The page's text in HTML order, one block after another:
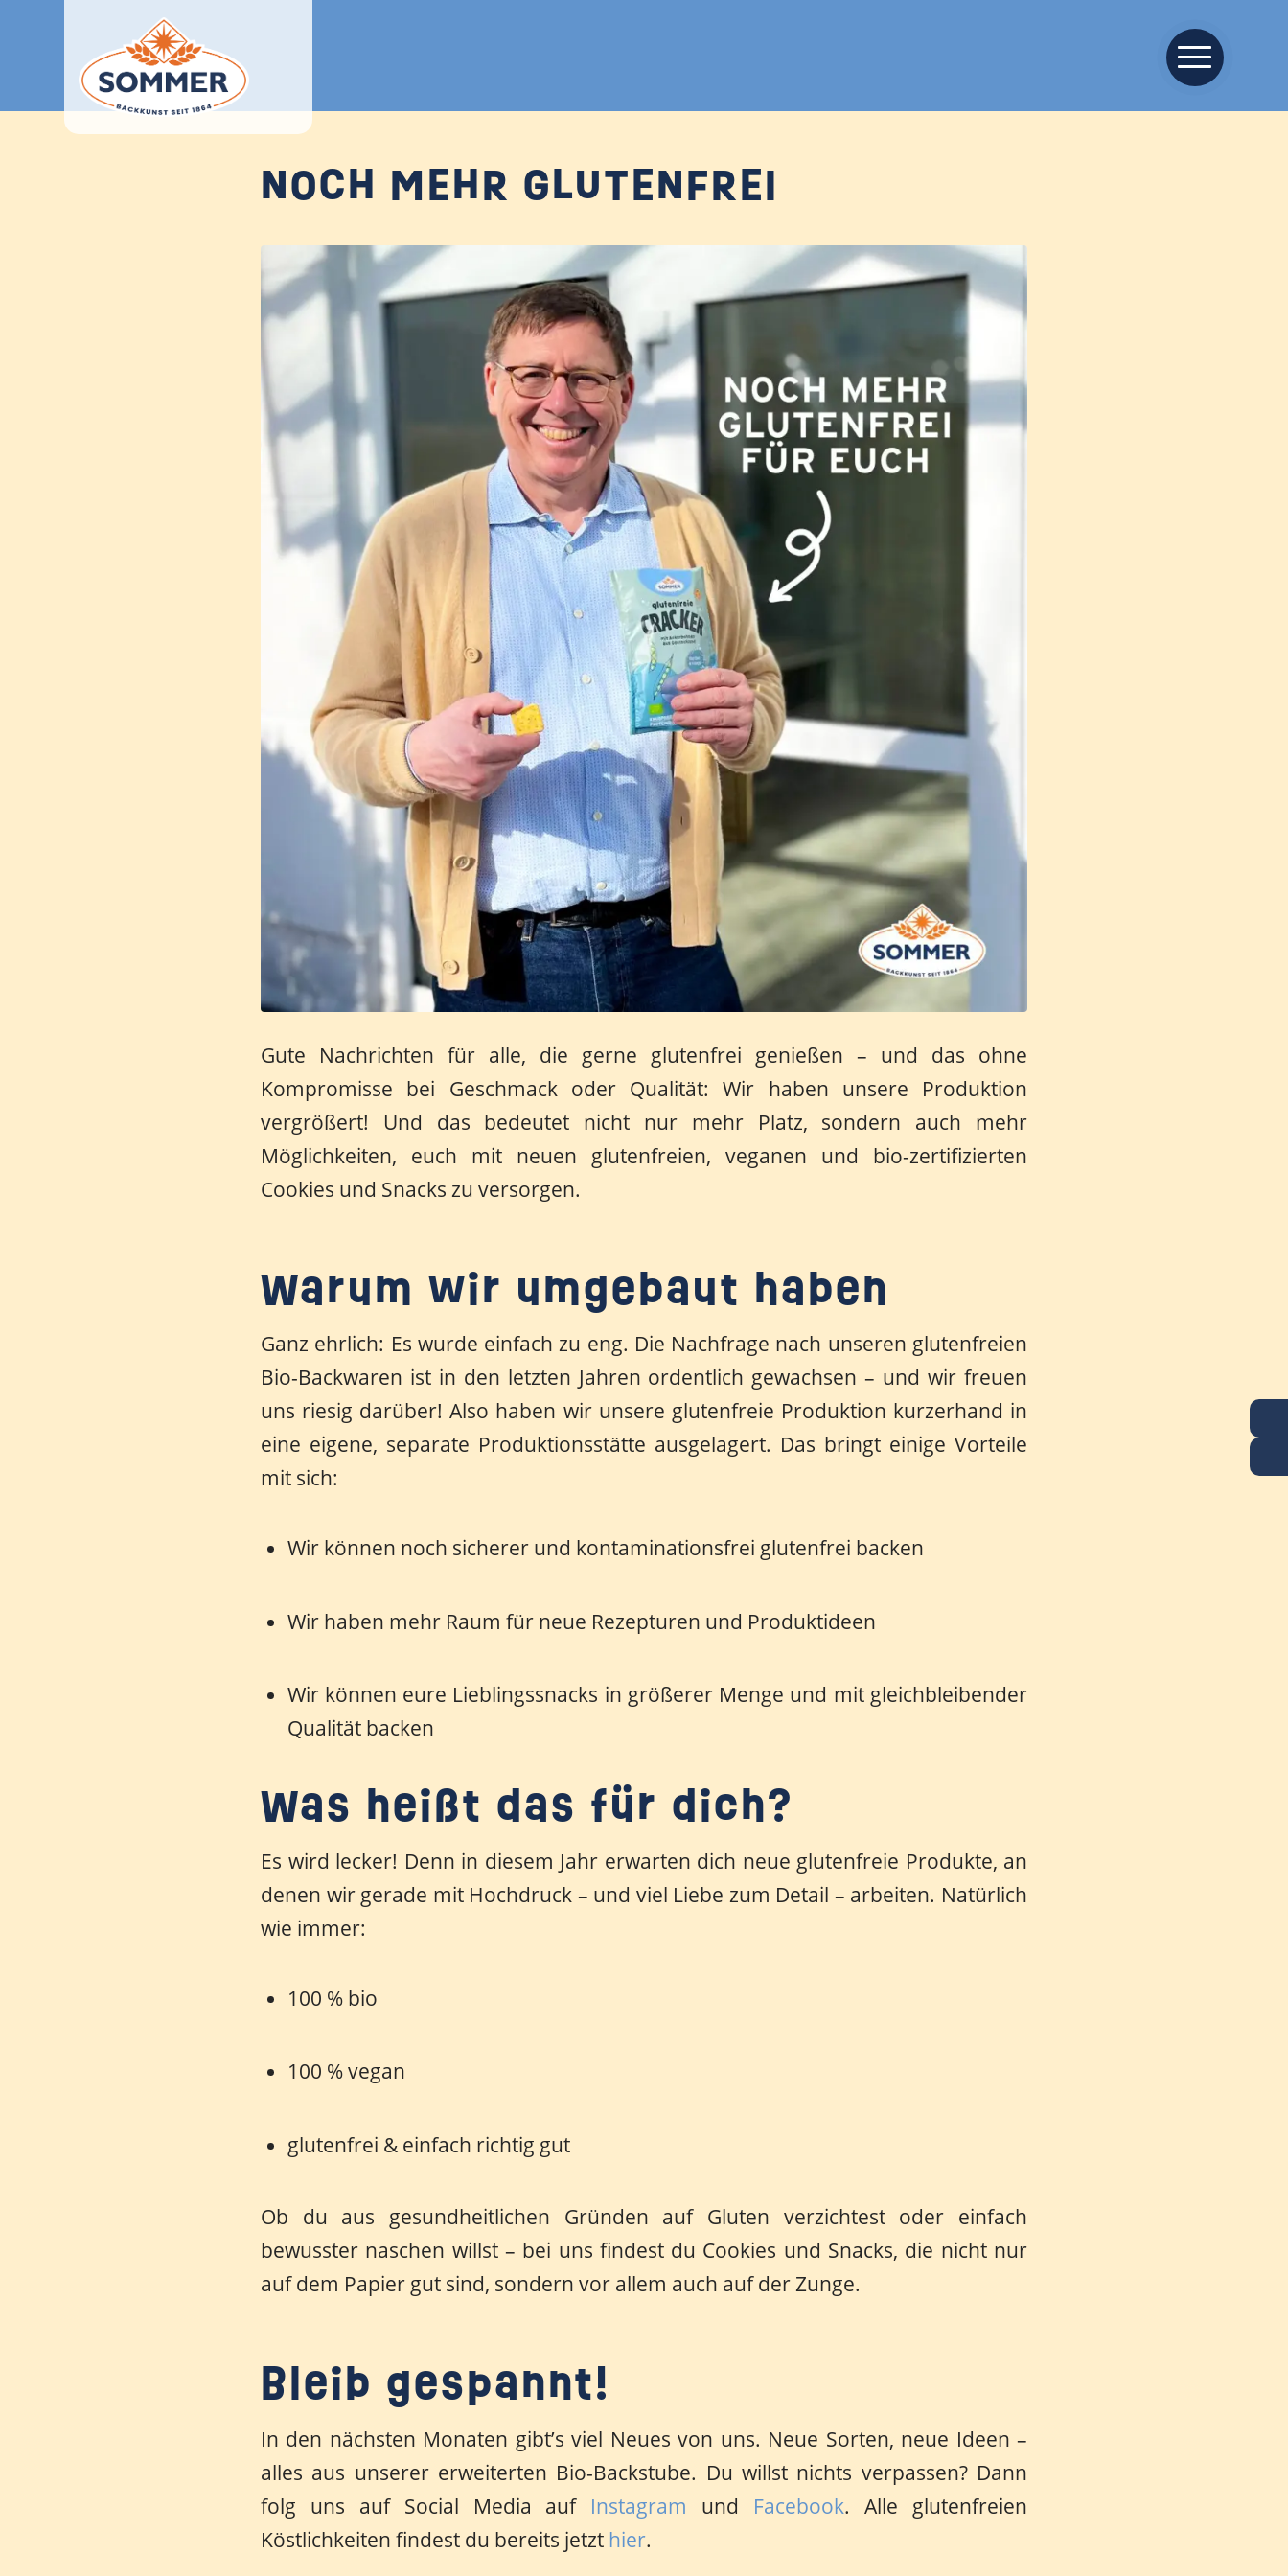
NOCH MEHR GLUTENFREI
Gute Nachrichten für alle, die gerne glutenfrei genießen – und das ohne
Kompromisse bei Geschmack oder Qualität: Wir haben unsere Produktion
vergrößert! Und das bedeutet nicht nur mehr Platz, sondern auch mehr
Möglichkeiten, euch mit neuen glutenfreien, veganen und bio-zertifizierten
Cookies und Snacks zu versorgen.
Warum wir umgebaut haben
Ganz ehrlich: Es wurde einfach zu eng. Die Nachfrage nach unseren glutenfreien
Bio-Backwaren ist in den letzten Jahren ordentlich gewachsen – und wir freuen
uns riesig darüber! Also haben wir unsere glutenfreie Produktion kurzerhand in
eine eigene, separate Produktionsstätte ausgelagert. Das bringt einige Vorteile
mit sich:
Wir können noch sicherer und kontaminationsfrei glutenfrei backen
Wir haben mehr Raum für neue Rezepturen und Produktideen
Wir können eure Lieblingssnacks in größerer Menge und mit gleichbleibender
Qualität backen
Was heißt das für dich?
Es wird lecker! Denn in diesem Jahr erwarten dich neue glutenfreie Produkte, an
denen wir gerade mit Hochdruck – und viel Liebe zum Detail – arbeiten. Natürlich
wie immer:
100 % bio
100 % vegan
glutenfrei & einfach richtig gut
Ob du aus gesundheitlichen Gründen auf Gluten verzichtest oder einfach
bewusster naschen willst – bei uns findest du Cookies und Snacks, die nicht nur
auf dem Papier gut sind, sondern vor allem auch auf der Zunge.
Bleib gespannt!
In den nächsten Monaten gibt’s viel Neues von uns. Neue Sorten, neue Ideen –
alles aus unserer erweiterten Bio-Backstube. Du willst nichts verpassen? Dann
folg uns auf Social Media auf Instagram und Facebook. Alle glutenfreien
Köstlichkeiten findest du bereits jetzt hier.